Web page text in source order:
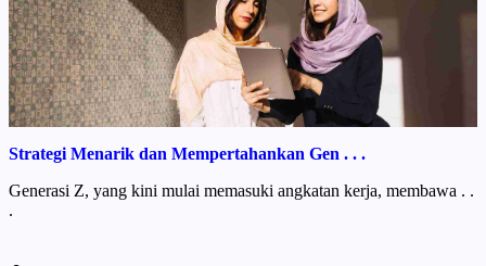
Strategi Menarik dan Mempertahankan Gen . . .
Generasi Z, yang kini mulai memasuki angkatan kerja, membawa . .
.